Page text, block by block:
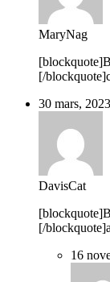
MaryNag
[/
30 mars,
DavisCat
[/
16